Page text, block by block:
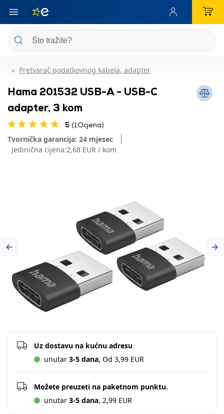
Pretvarač podatkovnog kabela, adapter
Hama 201532 USB-A - USB-C
adapter, 3 kom
5 (1Ocjena)
Tvornička garancija: 24 mjesec
Jedinična cijena:2,68 EUR / kom
Previous
Uz dostavu na kućnu adresu
unutar 3-5 dana, Od 3,99 EUR
Možete preuzeti na paketnom punktu.
unutar 3-5 dana, 2,99 EUR